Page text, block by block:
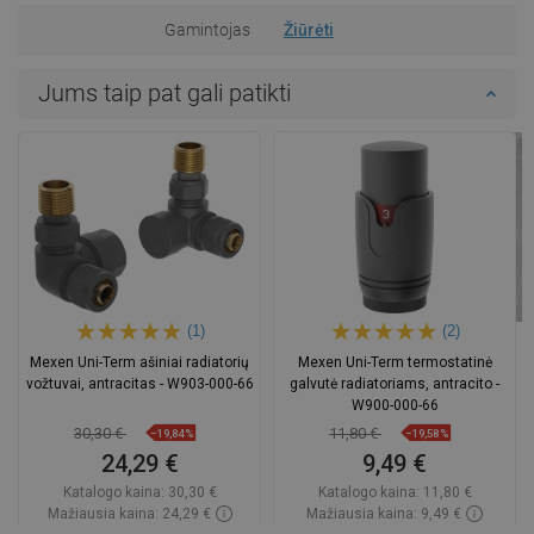
Gamintojas Žiūrėti
Jums taip pat gali patikti
(1)
Mexen Uni-Term ašiniai radiatorių
vožtuvai, antracitas - W903-000-66
30,30 € −19,84%
24,29 €
Katalogo kaina: 30,30 €
Mažiausia kaina: 24,29 €
(2)
Mexen Uni-Term termostatinė
galvutė radiatoriams, antracito -
W900-000-66
11,80 € −19,58%
9,49 €
Katalogo kaina: 11,80 €
Mažiausia kaina: 9,49 €